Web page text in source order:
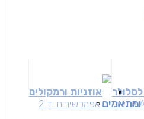
אוזניות ורמקולים
מכשירים זאפמכשירים יד 2